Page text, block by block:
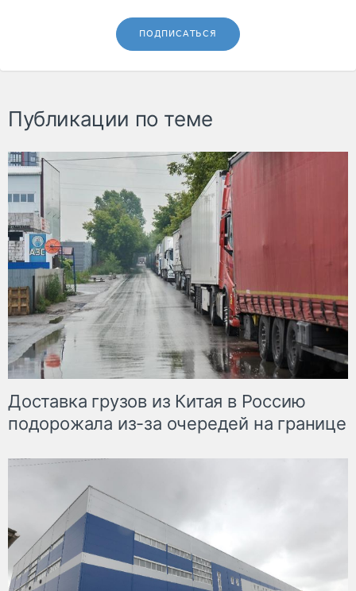
ПОДПИСАТЬСЯ
Публикации по теме
Доставка грузов из Китая в Россию
подорожала из-за очередей на границе